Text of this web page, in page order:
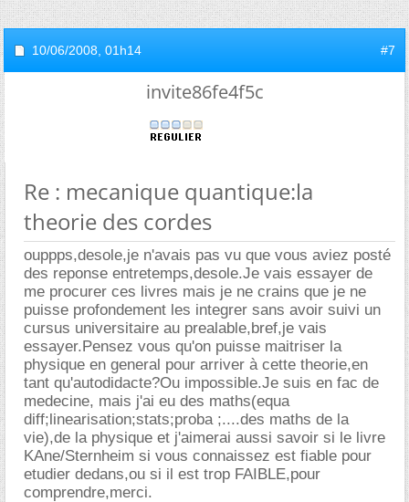
10/06/2008, 01h14 #7
invite86fe4f5c
Re : mecanique quantique:la
theorie des cordes
ouppps,desole,je n'avais pas vu que vous aviez posté
des reponse entretemps,desole.Je vais essayer de
me procurer ces livres mais je ne crains que je ne
puisse profondement les integrer sans avoir suivi un
cursus universitaire au prealable,bref,je vais
essayer.Pensez vous qu'on puisse maitriser la
physique en general pour arriver à cette theorie,en
tant qu'autodidacte?Ou impossible.Je suis en fac de
medecine, mais j'ai eu des maths(equa
diff;linearisation;stats;proba ;....des maths de la
vie),de la physique et j'aimerai aussi savoir si le livre
KAne/Sternheim si vous connaissez est fiable pour
etudier dedans,ou si il est trop FAIBLE,pour
comprendre,merci.